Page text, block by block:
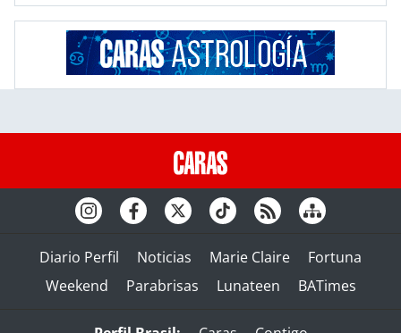
Diario Perfil Noticias Marie Claire
Fortuna
Weekend
Parabrisas Lunateen BATimes